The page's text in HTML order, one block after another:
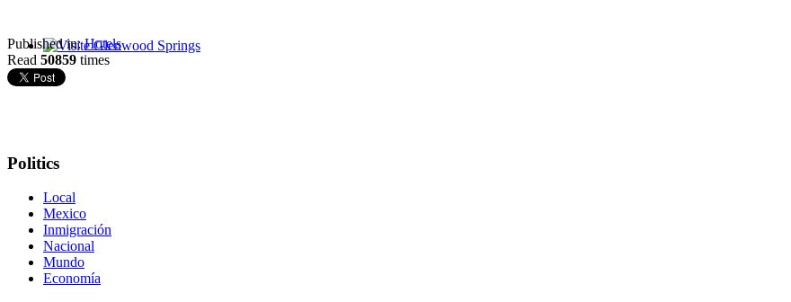
Glenwood Springs - Bello y Encantador
Published in: Hotels
Read 50859 times
Politics
Local
Mexico
Inmigración
Nacional
Mundo
Economía